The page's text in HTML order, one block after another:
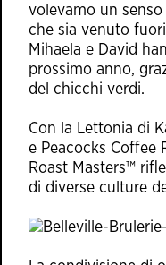
volevamo un
che sia venuto
Mihaela e David
prossimo anno,
del chicchi verdi.
Con la Lettonia di
e Peacocks Coffee
Roast Masters™
di diverse culture